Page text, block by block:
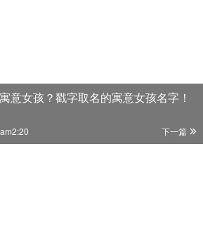
意女孩？戳字取名的寓意女孩名字！
下一篇